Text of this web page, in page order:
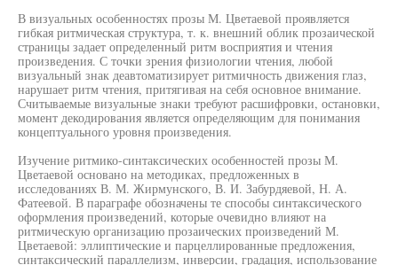
В визуальных особенностях прозы М. Цветаевой проявляется
гибкая ритмическая структура, т. к. внешний облик прозаической
страницы задает определенный ритм восприятия и чтения
произведения. С точки зрения физиологии чтения, любой
визуальный знак деавтоматизирует ритмичность движения глаз,
нарушает ритм чтения, притягивая на себя основное внимание.
Считываемые визуальные знаки требуют расшифровки, остановки,
момент декодирования является определяющим для понимания
концептуального уровня произведения.
Изучение ритмико-синтаксических особенностей прозы М.
Цветаевой основано на методиках, предложенных в
исследованиях В. М. Жирмунского, В. И. Забурдяевой, Н. А.
Фатеевой. В параграфе обозначены те способы синтаксического
оформления произведений, которые очевидно влияют на
ритмическую организацию прозаических произведений М.
Цветаевой: эллиптические и парцеллированные предложения,
синтаксический параллелизм, инверсии, градация, использование